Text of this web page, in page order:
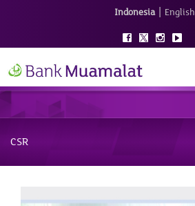
Indonesia | English
CSR